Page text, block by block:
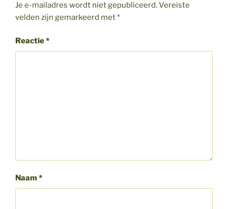
Je e-mailadres wordt niet gepubliceerd.Vereiste
velden zijn gemarkeerd met*
Reactie*
Naam*